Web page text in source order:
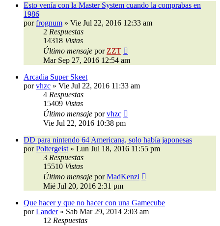
Esto venía con la Master System cuando la comprabas en
1986
porfrognum » Vie Jul 22, 2016 12:33 am
2 Respuestas
14318 Vistas
Último mensaje por ZZT
Mar Sep 27, 2016 12:54 am
Arcadia Super Skeet
porvhzc » Vie Jul 22, 2016 11:33 am
4 Respuestas
15409 Vistas
Último mensaje porvhzc
Vie Jul 22, 2016 10:38 pm
DD para nintendo 64 Americana, solo había japonesas
porPoltergeist » Lun Jul 18, 2016 11:55 pm
3 Respuestas
15510 Vistas
Último mensaje porMadKenzi
Mié Jul 20, 2016 2:31 pm
Que hacer y que no hacer con una Gamecube
porLander» Sab Mar 29, 2014 2:03 am
12 Respuestas